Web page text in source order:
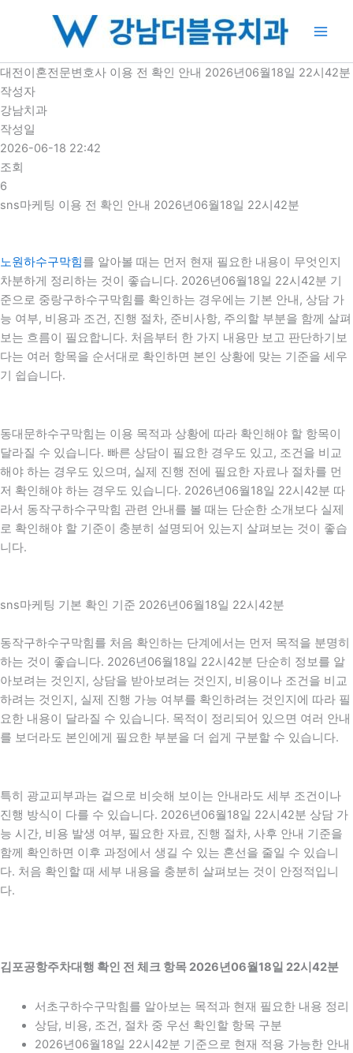
로
건
너
뛰
기
대전이혼전문변호사 이용 전 확인 안내 2026년06월18일 22시42분
작성자
강남치과
작성일
2026-06-18 22:42
조회
6
sns마케팅 이용 전 확인 안내 2026년06월18일 22시42분
노원하수구막힘를 알아볼 때는 먼저 현재 필요한 내용이 무엇인지
차분하게 정리하는 것이 좋습니다. 2026년06월18일 22시42분 기
준으로 중랑구하수구막힘를 확인하는 경우에는 기본 안내, 상담 가
능 여부, 비용과 조건, 진행 절차, 준비사항, 주의할 부분을 함께 살펴
보는 흐름이 필요합니다. 처음부터 한 가지 내용만 보고 판단하기보
다는 여러 항목을 순서대로 확인하면 본인 상황에 맞는 기준을 세우
기 쉽습니다.
동대문하수구막힘는 이용 목적과 상황에 따라 확인해야 할 항목이
달라질 수 있습니다. 빠른 상담이 필요한 경우도 있고, 조건을 비교
해야 하는 경우도 있으며, 실제 진행 전에 필요한 자료나 절차를 먼
저 확인해야 하는 경우도 있습니다. 2026년06월18일 22시42분 따
라서 동작구하수구막힘 관련 안내를 볼 때는 단순한 소개보다 실제
로 확인해야 할 기준이 충분히 설명되어 있는지 살펴보는 것이 좋습
니다.
sns마케팅 기본 확인 기준 2026년06월18일 22시42분
동작구하수구막힘를 처음 확인하는 단계에서는 먼저 목적을 분명히
하는 것이 좋습니다. 2026년06월18일 22시42분 단순히 정보를 알
아보려는 것인지, 상담을 받아보려는 것인지, 비용이나 조건을 비교
하려는 것인지, 실제 진행 가능 여부를 확인하려는 것인지에 따라 필
요한 내용이 달라질 수 있습니다. 목적이 정리되어 있으면 여러 안내
를 보더라도 본인에게 필요한 부분을 더 쉽게 구분할 수 있습니다.
특히 광교피부과는 겉으로 비슷해 보이는 안내라도 세부 조건이나
진행 방식이 다를 수 있습니다. 2026년06월18일 22시42분 상담 가
능 시간, 비용 발생 여부, 필요한 자료, 진행 절차, 사후 안내 기준을
함께 확인하면 이후 과정에서 생길 수 있는 혼선을 줄일 수 있습니
다. 처음 확인할 때 세부 내용을 충분히 살펴보는 것이 안정적입니
다.
김포공항주차대행 확인 전 체크 항목 2026년06월18일 22시42분
서초구하수구막힘를 알아보는 목적과 현재 필요한 내용 정리
상담, 비용, 조건, 절차 중 우선 확인할 항목 구분
2026년06월18일 22시42분 기준으로 현재 적용 가능한 안내